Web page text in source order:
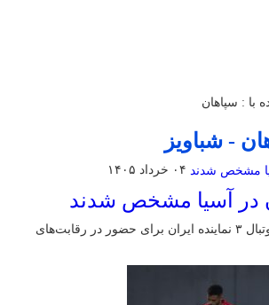
با : سپاهان
- شباویز
۰۴ خرداد ۱۴۰۵
هیئت‌رئیسه فدراسیون فوتبال ۳ نماینده ایران برای حضور در رقابت‌های